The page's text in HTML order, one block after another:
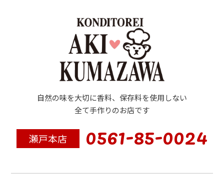
自然の味を大切に香料、保存料を使用しない
全て手作りのお店です
瀬戸本店 0561-85-0024